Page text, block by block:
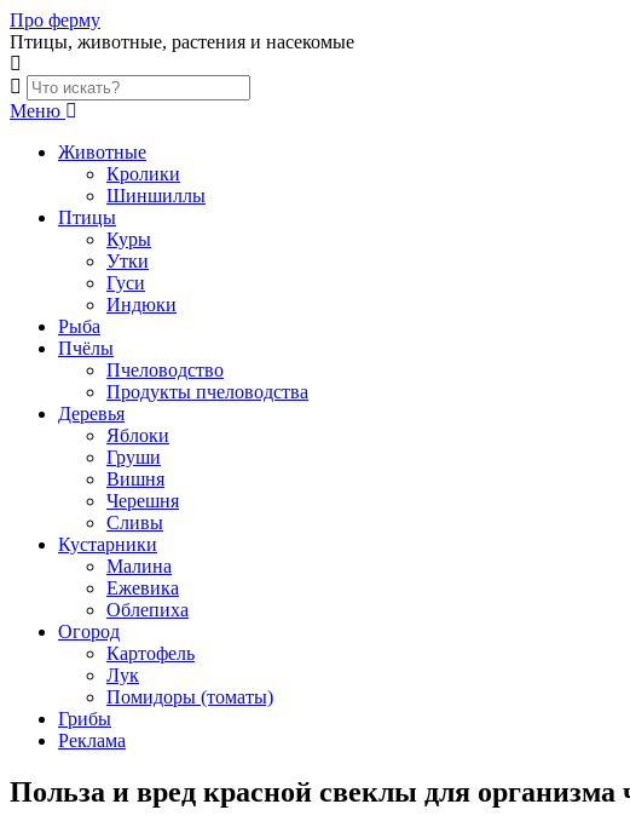
Skip
to
content
Про ферму
Птицы, животные, растения и насекомые
Меню
Животные
Кролики
Шиншиллы
Птицы
Куры
Утки
Гуси
Индюки
Рыба
Пчёлы
Пчеловодство
Продукты пчеловодства
Деревья
Яблоки
Груши
Вишня
Черешня
Сливы
Кустарники
Малина
Ежевика
Облепиха
Огород
Картофель
Лук
Помидоры (томаты)
Грибы
Реклама
Польза и вред красной свеклы для организма